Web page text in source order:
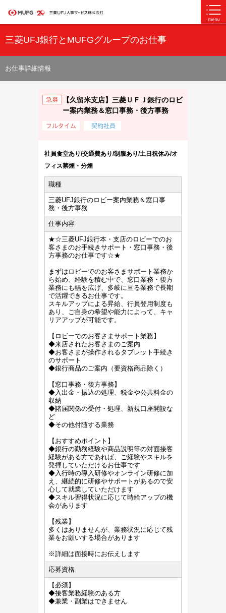
三菱UFJ銀行とMUFGグループのお仕事
お仕事詳細情報
【久留米支店】三菱ＵＦＪ銀行のロビ
ー案内業務＆窓口事務・後方事務
社員食堂あり/交通費あり/制服あり/土日祝休み/オ
フィス禁煙・分煙
職種
三菱UFJ銀行のロビー案内業務＆窓口事
務・後方事務
仕事内容
★☆三菱UFJ銀行本・支店のロビーでのお
客さまのお手続きサポート・窓口事務・後
方事務のお仕事です☆★
まずはロビーでのお客さまサポート業務か
ら始め、経験を積む中で、窓口業務・後方
業務にも幅を広げ、多岐に亘る業務で長期
で活躍できるお仕事です。
スキルアップによる昇給、行員登用制度も
あり、ご自身の希望や能力によって、キャ
リアアップが可能です。
【ロビーでのお客さまサポート業務】
◆来店されたお客さまのご案内
◆お客さまが操作されるタブレット手続き
のサポート
◆銀行商品のご案内（要資格商品除く）
【窓口事務・後方事務】
◆入出金・振込の処理、税金や公共料金の
収納
◆諸届関係の受付・処理、新規口座開設な
ど
◆その他付随する業務
【おすすめポイント】
◆銀行の勤務経験や商品説明等の対面接客
経験がある方であれば、ご経験やスキルを
発揮していただけるお仕事です
◆入行時の導入研修やオンライン研修に加
え、継続的に研修やサポートがあるので安
心して就業していただけます
◆スキル習得状況に応じて時給アップの機
会があります
【残業】
多くはありませんが、業務状況に応じて残
業をお願いする場合があります
※詳細は面接時にお伝えします
応募資格
【必須】
◆接客業務経験のある方
◆兼業・副業はできません